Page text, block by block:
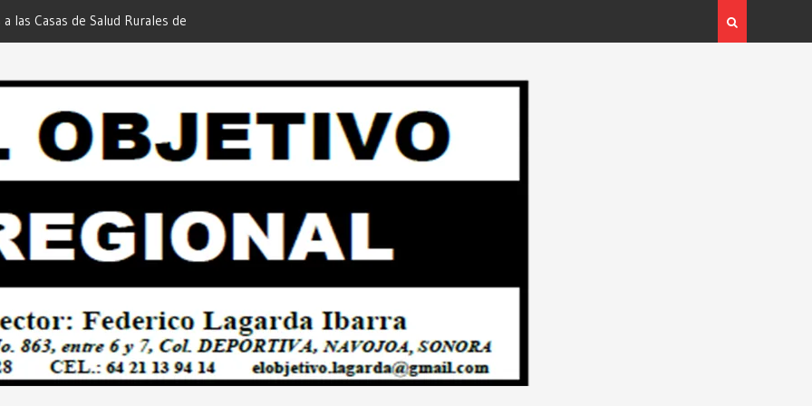
las Casas de Salud Rurales de
“El Objetivo Regional”.
en Bailes Populares y Eventos
Redacción “El Objetivo Regional”.
de Quienes Más lo Necesitan… Desde:
Regional”.
la Afortunada Ganadora del
ATTITUDE de “GANA CON TU
Desde: Redacción “El Objetivo
CIUDADANO”… Desde:
Regional”.